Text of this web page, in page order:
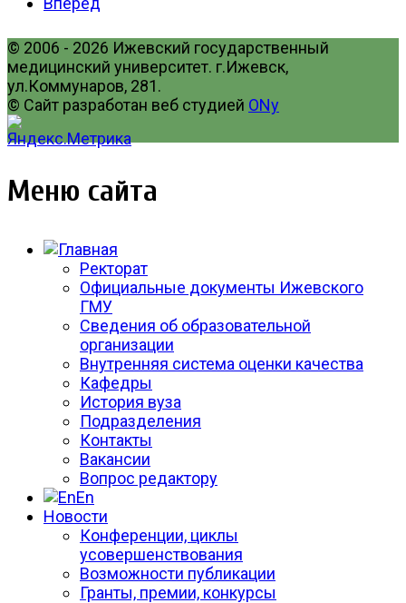
© 2006 - 2026 Ижевский государственный
медицинский университет. г.Ижевск,
ул.Коммунаров, 281.
© Сайт разработан веб студией ONy
Меню сайта
Ректорат
Официальные документы Ижевского
ГМУ
Сведения об образовательной
организации
Внутренняя система оценки качества
Кафедры
История вуза
Подразделения
Контакты
Вакансии
Вопрос редактору
En
Новости
Конференции, циклы
усовершенствования
Возможности публикации
Гранты, премии, конкурсы